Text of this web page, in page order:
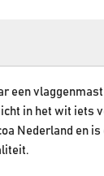
een
in het wit iets
Nederland en